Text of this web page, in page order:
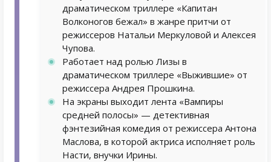
драматическом триллере «Капитан
Волконогов бежал» в жанре притчи от
режиссеров Натальи Меркуловой и Алексея
Чупова.
Работает над ролью Лизы в
драматическом триллере «Выжившие» от
режиссера Андрея Прошкина.
На экраны выходит лента «Вампиры
средней полосы» — детективная
фэнтезийная комедия от режиссера Антона
Маслова, в которой актриса исполняет роль
Насти, внучки Ирины.